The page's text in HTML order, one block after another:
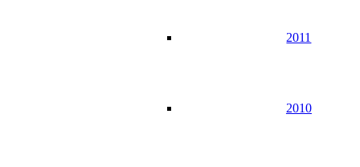
2011
2010